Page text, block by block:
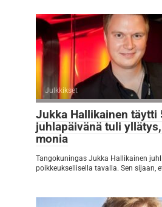
Julkkikset
Jukka Hallikainen täytti
juhlapäivänä tuli
monia
Tangokuningas Jukka Hallikainen
poikkeuksellisella tavalla. Sen sijaan,